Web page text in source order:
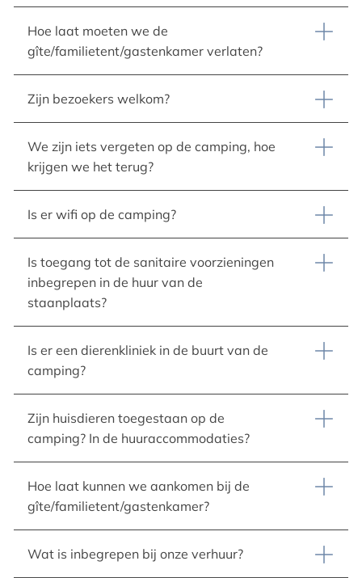
Hoe laat moeten we de
gîte/familietent/gastenkamer verlaten?
Zijn bezoekers welkom?
We zijn iets vergeten op de camping, hoe
krijgen we het terug?
Is er wifi op de camping?
Is toegang tot de sanitaire voorzieningen
inbegrepen in de huur van de
staanplaats?
Is er een dierenkliniek in de buurt van de
camping?
Zijn huisdieren toegestaan op de
camping? In de huuraccommodaties?
Hoe laat kunnen we aankomen bij de
gîte/familietent/gastenkamer?
Wat is inbegrepen bij onze verhuur?